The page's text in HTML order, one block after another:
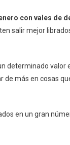
con vales de
salir mejor
determinado
de más en cosas
en un gran